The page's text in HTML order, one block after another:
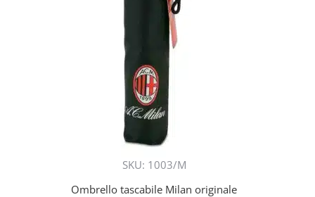
SKU: 1003/M
Ombrello tascabile Milan originale